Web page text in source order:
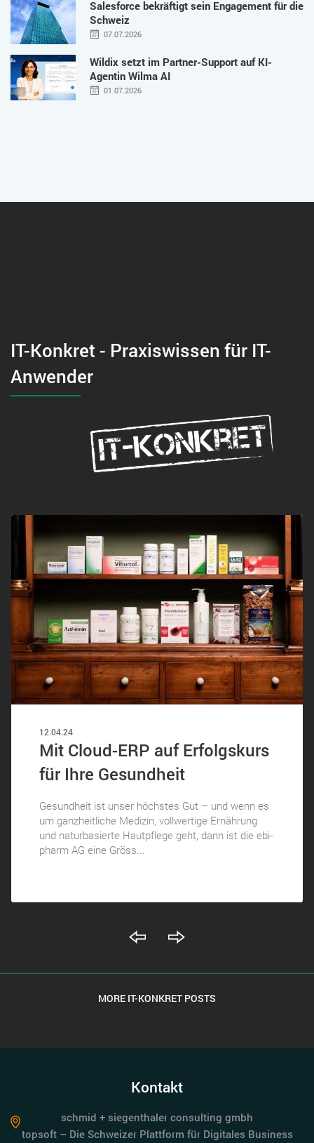
Salesforce bekräftigt sein Engagement für die
Schweiz
07.07.2026
Wildix setzt im Partner-Support auf KI-
Agentin Wilma AI
01.07.2026
IT-Konkret - Praxiswissen für IT-
Anwender
12.04.24
Mit Cloud-ERP auf Erfolgskurs
für Ihre Gesundheit
Gesundheit ist unser höchstes Gut – und wenn es
um ganzheitliche Medizin, vollwertige Ernährung
und naturbasierte Hautpflege geht, dann ist die ebi-
pharm AG eine Gröss...
MORE IT-KONKRET POSTS
Kontakt
schmid + siegenthaler consulting gmbh
topsoft – Die Schweizer Plattform für Digitales Business